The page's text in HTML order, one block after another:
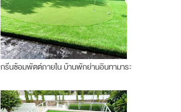
กรีนซ้อมพัตต์ภายใน บ้านพักย่านอินทามาระ